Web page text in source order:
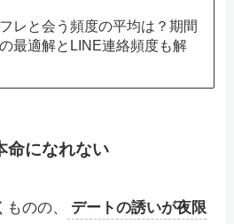
レと会う頻度の平均は？期間
最適解とLINE連絡頻度も解
命になれない
のの、
デートの誘いが夜限